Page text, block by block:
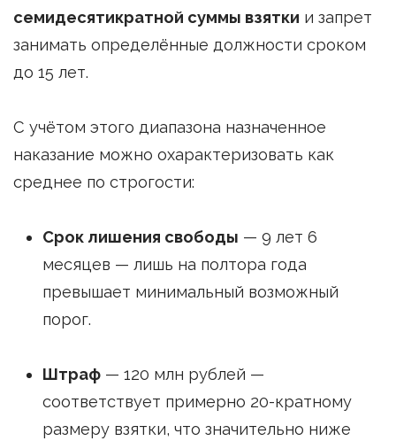
семидесятикратной суммы взятки и запрет
занимать определённые должности сроком
до 15 лет.
С учётом этого диапазона назначенное
наказание можно охарактеризовать как
среднее по строгости:
Срок лишения свободы — 9 лет 6
месяцев — лишь на полтора года
превышает минимальный возможный
порог.
Штраф— 120 млн рублей —
соответствует примерно 20-кратному
размеру взятки, что значительно ниже